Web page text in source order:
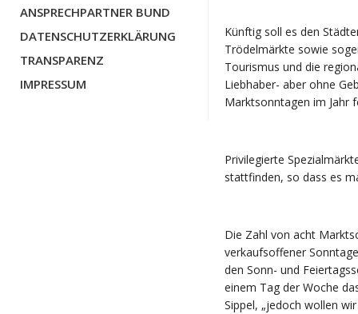
ANSPRECHPARTNER BUND
DATENSCHUTZERKLÄRUNG
TRANSPARENZ
IMPRESSUM
Künftig soll es den
Trödelmärkte sowie
Tourismus und die
Liebhaber- aber ohne
Marktsonntagen im Jahr
Privilegierte
stattfinden, so dass es
Die Zahl von acht
verkaufsoffener
den Sonn- und
einem Tag der Woche
Sippel, „jedoch wollen